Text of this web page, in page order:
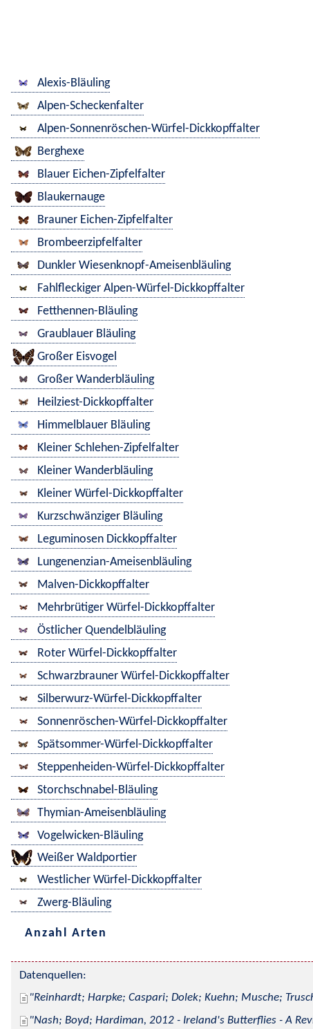
Alexis-Bläuling
Alpen-Scheckenfalter
Alpen-Sonnenröschen-Würfel-Dickkopffalter
Berghexe
Blauer Eichen-Zipfelfalter
Blaukernauge
Brauner Eichen-Zipfelfalter
Brombeerzipfelfalter
Dunkler Wiesenknopf-Ameisenbläuling
Fahlfleckiger Alpen-Würfel-Dickkopffalter
Fetthennen-Bläuling
Graublauer Bläuling
Großer Eisvogel
Großer Wanderbläuling
Heilziest-Dickkopffalter
Himmelblauer Bläuling
Kleiner Schlehen-Zipfelfalter
Kleiner Wanderbläuling
Kleiner Würfel-Dickkopffalter
Kurzschwänziger Bläuling
Leguminosen Dickkopffalter
Lungenenzian-Ameisenbläuling
Malven-Dickkopffalter
Mehrbrütiger Würfel-Dickkopffalter
Östlicher Quendelbläuling
Roter Würfel-Dickkopffalter
Schwarzbrauner Würfel-Dickkopffalter
Silberwurz-Würfel-Dickkopffalter
Sonnenröschen-Würfel-Dickkopffalter
Spätsommer-Würfel-Dickkopffalter
Steppenheiden-Würfel-Dickkopffalter
Storchschnabel-Bläuling
Thymian-Ameisenbläuling
Vogelwicken-Bläuling
Weißer Waldportier
Westlicher Würfel-Dickkopffalter
Zwerg-Bläuling
Anzahl Arten
Datenquellen:
Reinhardt; Harpke; Caspari; Dolek; Kuehn; Musche;
Nash; Boyd; Hardiman, 2012 - Ireland's Butterflies - A